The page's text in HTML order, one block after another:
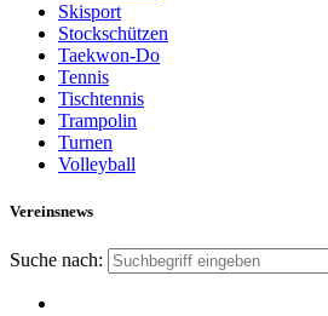
Skisport
Stockschützen
Taekwon-Do
Tennis
Tischtennis
Trampolin
Turnen
Volleyball
Vereinsnews
Suche nach: